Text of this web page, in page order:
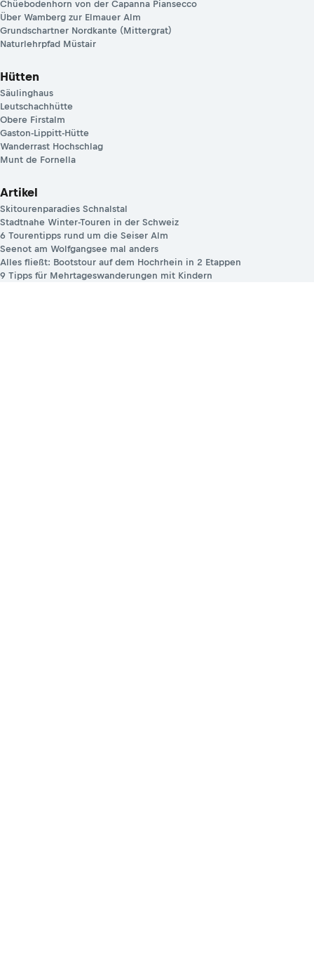
Chüebodenhorn von der Capanna Piansecco
Über Wamberg zur Elmauer Alm
Grundschartner Nordkante (Mittergrat)
Naturlehrpfad Müstair
Hütten
Säulinghaus
Leutschachhütte
Obere Firstalm
Gaston-Lippitt-Hütte
Wanderrast Hochschlag
Munt de Fornella
Artikel
Skitourenparadies Schnalstal
Stadtnahe Winter-Touren in der Schweiz
6 Tourentipps rund um die Seiser Alm
Seenot am Wolfgangsee mal anders
Alles fließt: Bootstour auf dem Hochrhein in 2 Etappen
9 Tipps für Mehrtageswanderungen mit Kindern